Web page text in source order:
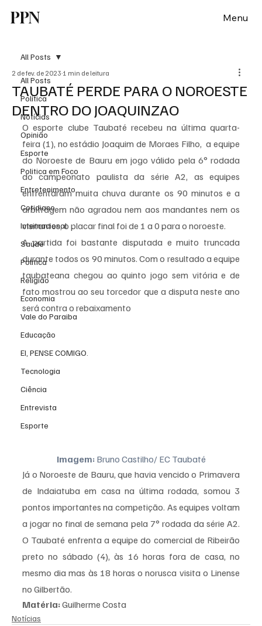
PPN Menu
All Posts
Política
Notícias
Opinião
Esporte
Politica em Foco
Entretenimento
Cotidiano
Internacional
Saúde
Politica
Religião
Economia
Vale do Paraiba
Educação
EI, PENSE COMIGO.
Tecnologia
Ciência
Entrevista
Esporte
All Posts
TAUBATÉ PERDE PARA O NOROESTE
DENTRO DO JOAQUINZAO
2 de fev. de 2023 1 min de leitura
O esporte clube Taubaté recebeu na última quarta-
feira (1), no estádio Joaquim de Moraes Filho,  a equipe
do Noroeste de Bauru em jogo válido pela 6° rodada
do campeonato paulista da série A2, as equipes
enfrentaram muita chuva durante os 90 minutos e a
arbitragem não agradou nem aos mandantes nem os
visitantes, o placar final foi de 1 a 0 para o noroeste.
A partida foi bastante disputada e muito truncada
durante todos os 90 minutos. Com o resultado a equipe
taubateana chegou ao quinto jogo sem vitória e de
fato mostrou ao seu torcedor que a disputa neste ano
será contra o rebaixamento
Imagem: Bruno Castilho/ EC Taubaté
Já o Noroeste de Bauru, que havia vencido o Primavera
de Indaiatuba em casa na última rodada, somou 3
pontos importantes na competição. As equipes voltam
a jogar no final de semana pela 7° rodada da série A2.
O Taubaté enfrenta a equipe do comercial de Ribeirão
preto no sábado (4), às 16 horas fora de casa, no
mesmo dia mas às 18 horas o norusca visita o Linense
no Gilbertão.
Matéria: Guilherme Costa
Notícias